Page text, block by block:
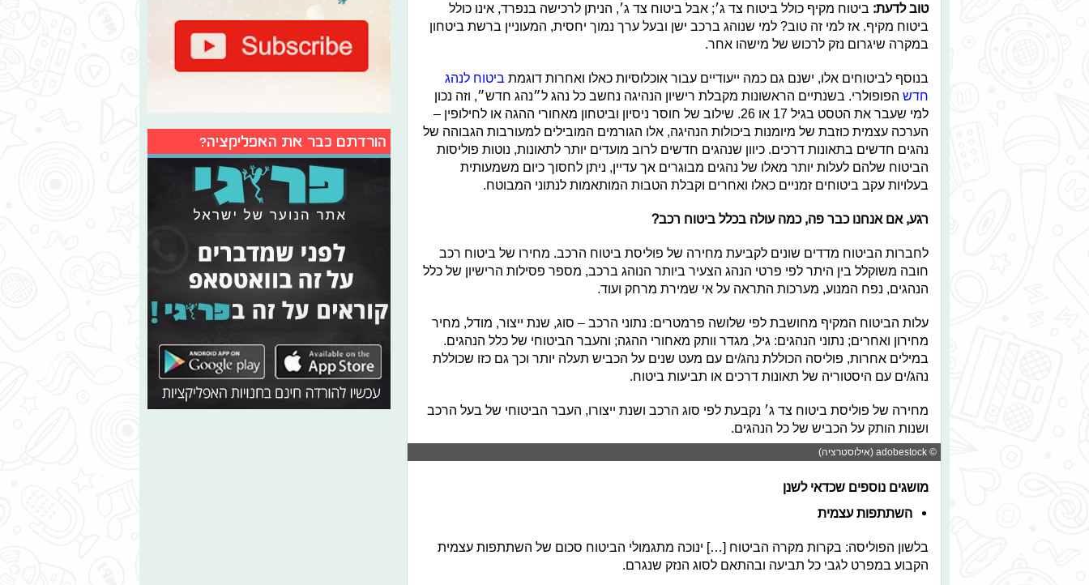
טוב לדעת: ביטוח מקיף כולל ביטוח צד ג׳; אבל ביטוח צד ג׳, הניתן לרכישה בנפרד, אינו כולל
ביטוח מקיף. אז למי זה טוב? למי שנוהג ברכב ישן ובעל ערך נמוך יחסית, המעוניין ברשת ביטחון
במקרה שיגרום נזק לרכוש של מישהו אחר.
בנוסף לביטוחים אלו, ישנם גם כמה ייעודיים עבור אוכלוסיות כאלו ואחרות דוגמת ביטוח לנהג
חדש הפופולרי. בשנתיים הראשונות מקבלת רישיון הנהיגה נחשב כל נהג ל״נהג חדש״, וזה נכון
למי שעבר את הטסט בגיל 17 או 26. שילוב של חוסר ניסיון וביטחון מאחורי ההגה או לחילופין –
הערכה עצמית כוזבת של מיומנות ביכולות הנהיגה, אלו הגורמים המובילים למעורבות הגבוהה של
נהגים חדשים בתאונות דרכים. כיוון שנהגים חדשים לרוב מועדים יותר לתאונות, נוטות פוליסות
הביטוח שלהם לעלות יותר מאלו של נהגים מבוגרים אך עדיין, ניתן לחסוך כיום משמעותית
בעלויות עקב ביטוחים זמניים כאלו ואחרים וקבלת הטבות המותאמות לנתוני המבוטח.
רגע, אם אנחנו כבר פה, כמה עולה בכלל ביטוח רכב?
לחברות הביטוח מדדים שונים לקביעת מחירה של פוליסת ביטוח הרכב. מחירו של ביטוח רכב
חובה משוקלל בין היתר לפי פרטי הנהג הצעיר ביותר הנוהג ברכב, מספר פסילות הרישיון של כלל
הנהגים, נפח המנוע, מערכות התראה על אי שמירת מרחק ועוד.
עלות הביטוח המקיף מחושבת לפי שלושה פרמטרים: נתוני הרכב – סוג, שנת ייצור, מודל, מחיר
מחירון ואחרים; נתוני הנהגים: גיל, מגדר וותק מאחורי ההגה; והעבר הביטוחי של כלל הנהגים.
במילים אחרות, פוליסה הכוללת נהג/ים עם מעט שנים על הכביש תעלה יותר וכך גם כזו שכוללת
נהג/ים עם היסטוריה של תאונות דרכים או תביעות ביטוח.
מחירה של פוליסת ביטוח צד ג׳ נקבעת לפי סוג הרכב ושנת ייצורו, העבר הביטוחי של בעל הרכב
ושנות הותק על הכביש של כל הנהגים.
© adobestock (אילוסטרציה)
מושגים נוספים שכדאי לשנן
השתתפות עצמית
בלשון הפוליסה: בקרות מקרה הביטוח […] ינוכה מתגמולי הביטוח סכום של השתתפות עצמית
הקבוע במפרט לגבי כל תביעה ובהתאם לסוג הנזק שנגרם.
הורדתם כבר את האפליקציה?